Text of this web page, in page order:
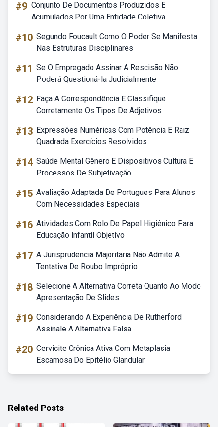
#9 Conjunto De Documentos Produzidos E
Acumulados Por Uma Entidade Coletiva
#10 Segundo Foucault Como O Poder Se Manifesta
Nas Estruturas Disciplinares
#11 Se O Empregado Assinar A Rescisão Não
Poderá Questioná-la Judicialmente
#12 Faça A Correspondência E Classifique
Corretamente Os Tipos De Adjetivos
#13 Expressões Numéricas Com Potência E Raiz
Quadrada Exercícios Resolvidos
#14 Saúde Mental Gênero E Dispositivos Cultura E
Processos De Subjetivação
#15 Avaliação Adaptada De Portugues Para Alunos
Com Necessidades Especiais
#16 Atividades Com Rolo De Papel Higiênico Para
Educação Infantil Objetivo
#17 A Jurisprudência Majoritária Não Admite A
Tentativa De Roubo Impróprio
#18 Selecione A Alternativa Correta Quanto Ao Modo
Apresentação De Slides.
#19 Considerando A Experiência De Rutherford
Assinale A Alternativa Falsa
#20 Cervicite Crônica Ativa Com Metaplasia
Escamosa Do Epitélio Glandular
Related Posts